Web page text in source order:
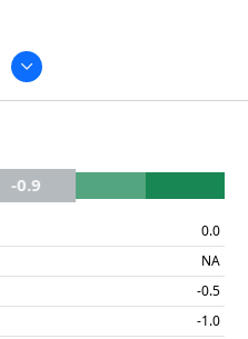
-0.9
0.0
NA
-0.5
-1.0